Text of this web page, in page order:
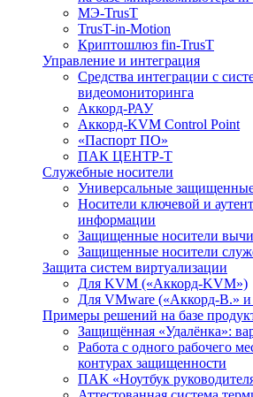
МЭ-TrusT
TrusT-in-Motion
Криптошлюз fin-TrusT
Управление и интеграция
Средства интеграции с
видеомониторинга
Аккорд-РАУ
Аккорд-KVM Control Point
«Паспорт ПО»
ПАК ЦЕНТР-Т
Служебные носители
Универсальные
Носители ключевой и
информации
Защищенные носители
Защищенные носители
Защита систем виртуализации
Для KVM («Аккорд-KVM»)
Для VMware («Аккорд-В.»
Примеры решений на базе
Защищённая «Удалёнка»:
Работа с одного рабочего
контурах защищенности
ПАК «Ноутбук